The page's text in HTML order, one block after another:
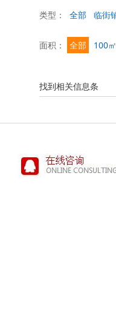
类型： 全部 临街
面积： 全部 100
找到相关信息条